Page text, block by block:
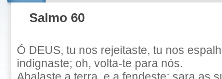
Salmo 60
Ó DEUS, tu nos rejeitaste, tu nos
indignaste; oh, volta-te para nós.